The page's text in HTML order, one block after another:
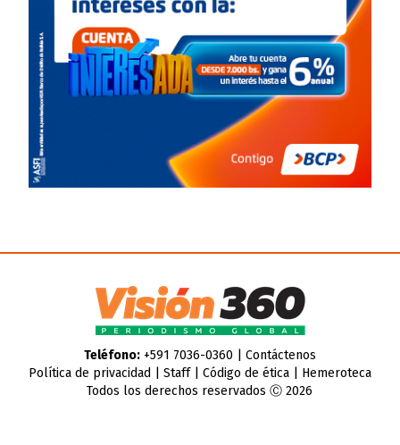
Teléfono:+591 7036-0360 | Contáctenos
Política de privacidad
Staff| Código de ética| Hemeroteca
Todos los derechos reservados Ⓒ 2026